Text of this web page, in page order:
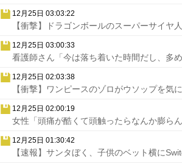
12月25日 03:03:22
【衝撃】ドラゴンボールのスーパーサイヤ人
12月25日 03:00:33
看護師さん「今は落ち着いた時間だし、多め
12月25日 02:03:38
【衝撃】ワンピースのゾロがウソップを気に
12月25日 02:00:19
女性「頭痛が酷くて頭触ったらなんか膨らん
12月25日 01:30:42
【速報】サンタぼく、子供のベット横に